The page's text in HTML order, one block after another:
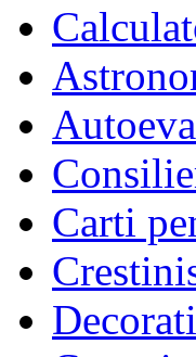
Carti